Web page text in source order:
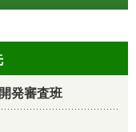
発審査班